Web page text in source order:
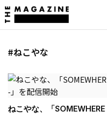
#ねこやな
ねこやな、「